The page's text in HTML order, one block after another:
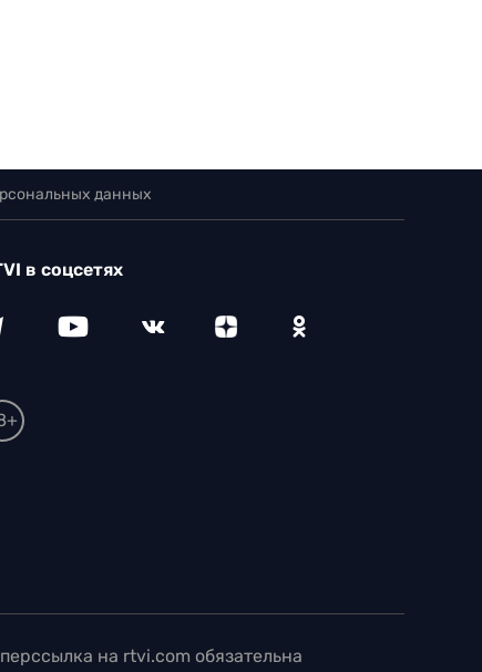
данных
в соцсетях
на rtvi.com обязательна